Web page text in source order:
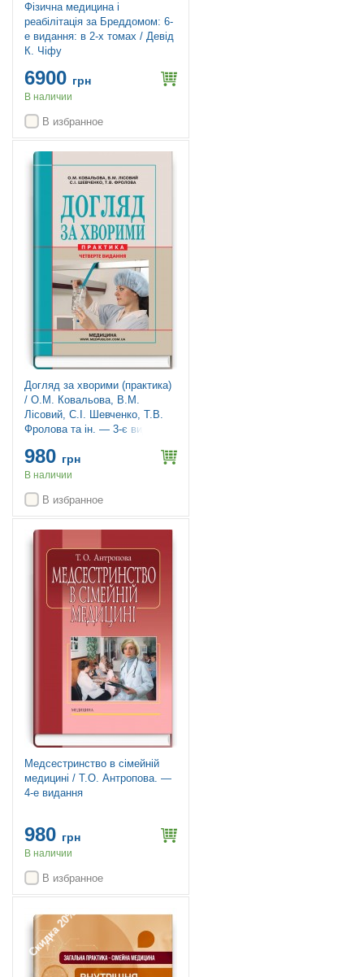
Фізична медицина і
реабілітація за Бреддомом: 6-
е видання: в 2-х томах / Девід
К. Чіфу
6900 грн
В наличии
В избранное
Догляд за хворими (практика)
/ О.М. Ковальова, В.М.
Лісовий, С.І. Шевченко, Т.В.
Фролова та ін. — 3-є видання
980 грн
В наличии
В избранное
Медсестринство в сімейній
медицині / Т.О. Антропова. —
4-е видання
980 грн
В наличии
В избранное
Скидка 20%